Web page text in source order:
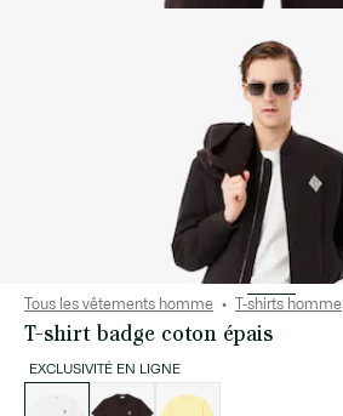
Tous les vêtements homme T-shirts homme
T-shirt badge coton épais
EXCLUSIVITÉ EN LIGNE
déclinaisons